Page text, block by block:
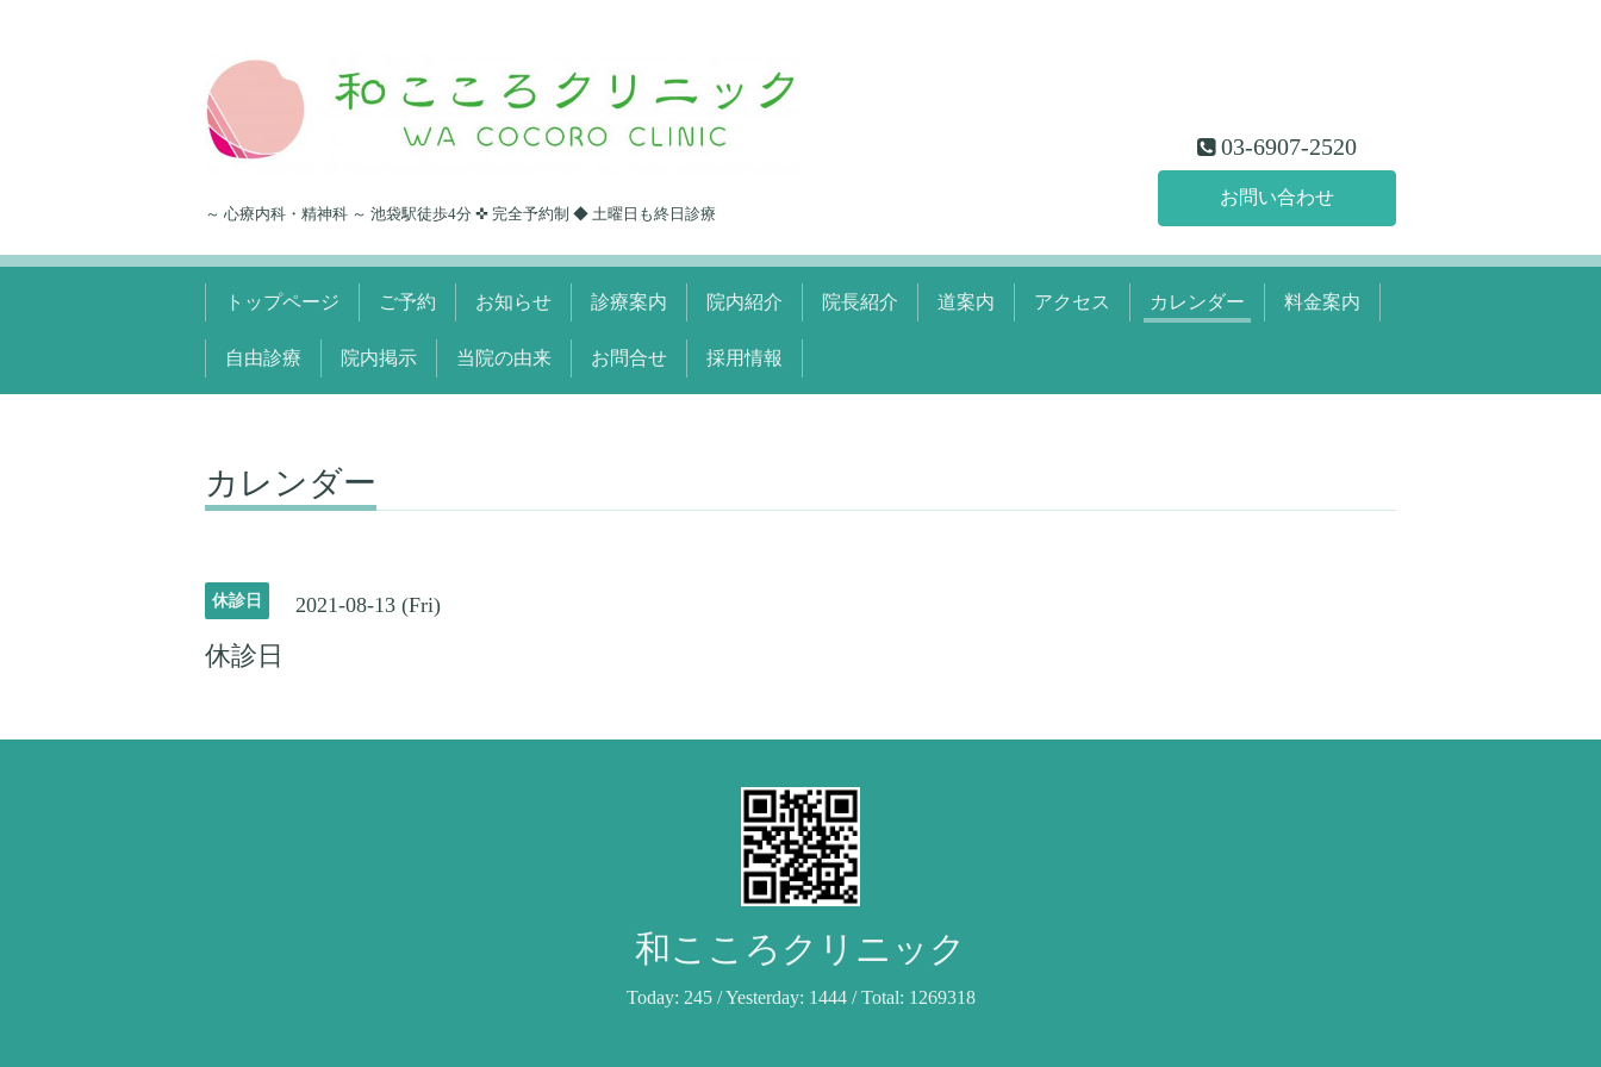
～ 心療内科・精神科 ～ 池袋駅徒歩4分 ✜ 完全予約制 ◆ 土曜日も終日診療
03-6907-2520
お問い合わせ
トップページ ご予約 お知らせ 診療案内 院内紹介 院長紹介 道案内 アクセス カレンダー 料金案内
自由診療 院内掲示 当院の由来 お問合せ 採用情報
カレンダー
休診日 2021-08-13 (Fri)
休診日
和こころクリニック
Today: 245/ Yesterday: 1444/ Total: 1269318